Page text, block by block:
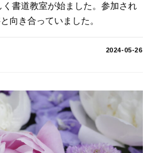
書道教室が始ました。参加され
向き合っていました。
2024-05-26